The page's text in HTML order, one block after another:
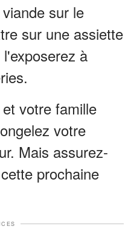
sur le
sur une assiette
à
votre famille
votre
Mais assurez-
prochaine